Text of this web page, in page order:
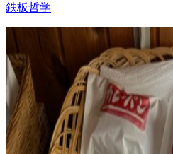
鉄板哲学